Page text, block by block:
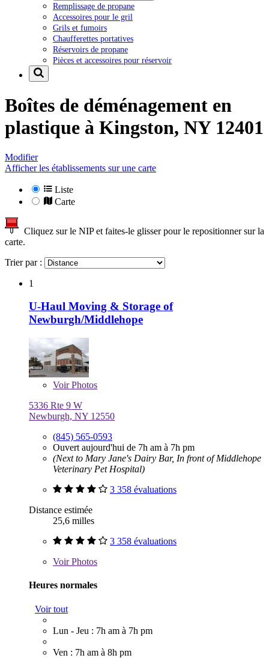
Remplissage de propane
Accessoires pour le gril
Grils et fumoirs
Chaufferettes portatives
Réservoirs de propane
Pièces et accessoires pour réservoir
Boîtes de déménagement en
plastique à Kingston, NY 12401
Modifier
Afficher les établissements sur une carte
Liste
Carte
Cliquez sur le NIP et faites-le glisser pour le repositionner sur la
carte.
Trier par :
1
U-Haul Moving & Storage of
Newburgh/Middlehope
VoirPhotos
5336 Rte 9 W
Newburgh, NY 12550
(845) 565-0593
Ouvert aujourd'hui de 7h am à 7h pm
(Next to Mary Jane's Dairy Bar, In front of Middlehope
Veterinary Pet Hospital)
3 358 évaluations
Distance estimée
25,6 milles
3 358 évaluations
VoirPhotos
Heures normales
Voir tout
Lun - Jeu : 7h am à 7h pm
Ven : 7h am à 8h pm